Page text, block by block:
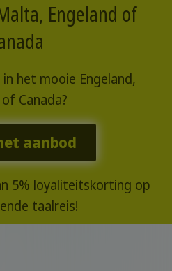
Engeland of
het mooie Engeland,
Canada?
aanbod
5% loyaliteitskorting op
taalreis!